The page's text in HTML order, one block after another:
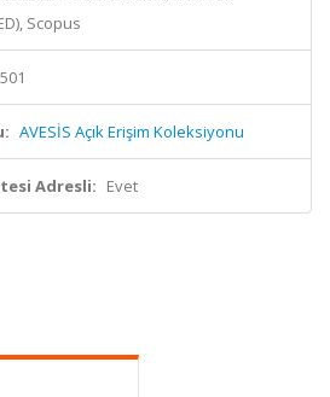
Scopus
AVESİS Açık Erişim Koleksiyonu
Adresli: Evet